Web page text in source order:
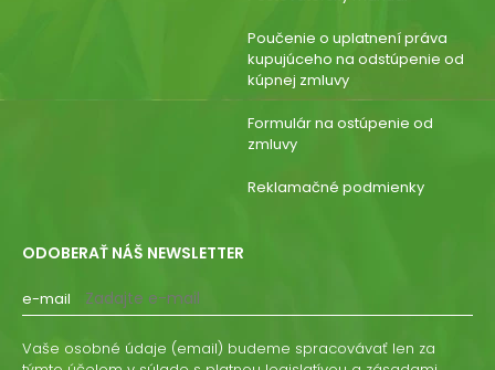
Poučenie o uplatnení práva
kupujúceho na odstúpenie od
kúpnej zmluvy
Formulár na ostúpenie od
zmluvy
Reklamačné podmienky
ODOBERAŤ NÁŠ NEWSLETTER
e-mail
Vaše osobné údaje (email) budeme spracovávať len za